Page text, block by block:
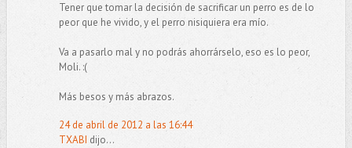
Tener que tomar la decisión de sacrificar un perro es de lo
peor que he vivido, y el perro nisiquiera era mío.
Va a pasarlo mal y no podrás ahorrárselo, eso es lo peor,
Moli. :(
Más besos y más abrazos.
24 de abril de 2012 a las 16:44
TXABI dijo...